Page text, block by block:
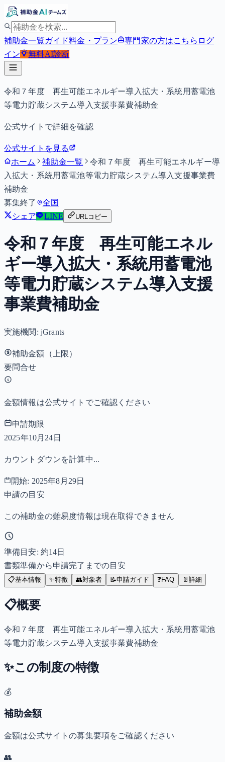
補助金一覧ガイド料金・プラン 専門家の方はこちら ログ
イン
無料AI診断
令和７年度 再生可能エネルギー導入拡大・系統用蓄電池
等電力貯蔵システム導入支援事業費補助金
公式サイトで詳細を確認
公式サイトを見る
ホーム
補助金一覧
令和７年度 再生可能エネルギー導
入拡大・系統用蓄電池等電力貯蔵システム導入支援事業費
補助金
募集終了
全国
シェア
LINE URLコピー
令和７年度 再生可能エネル
ギー導入拡大・系統用蓄電池
等電力貯蔵システム導入支援
事業費補助金
実施機関: jGrants
補助金額（上限）
要問合せ
金額情報は公式サイトでご確認ください
申請期限
2025年10月24日
カウントダウンを計算中...
開始: 2025年8月29日
申請の目安
この補助金の難易度情報は現在取得できません
準備目安: 約14日
書類準備から申請完了までの目安
📋基本情報 ✨特徴 👥対象者 📝申請ガイド ❓FAQ 📄 詳細
📋概要
令和７年度 再生可能エネルギー導入拡大・系統用蓄電池
等電力貯蔵システム導入支援事業費補助金
✨この制度の特徴
💰
補助金額
金額は公式サイトの募集要項をご確認ください
👥